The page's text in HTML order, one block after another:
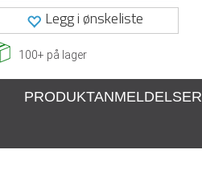
Legg i ønskeliste
100+ på lager
PRODUKTANMELDELSER